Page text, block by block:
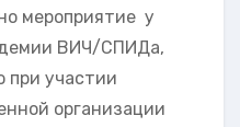
мероприятие у
ВИЧ/СПИДа,
при участии
организации